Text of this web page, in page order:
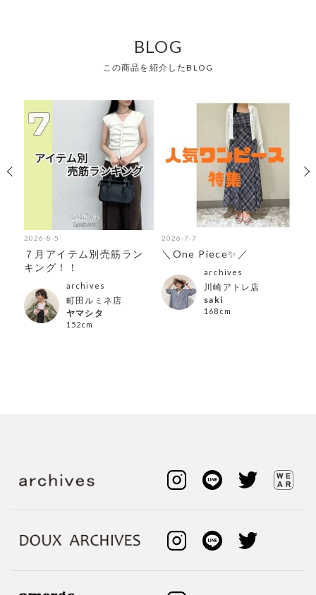
BLOG
この商品を紹介したBLOG
2026-8-5
７月アイテム別売筋ラン
キング！！
archives
町田ルミネ店
ヤマシタ
152cm
2026-7-7
＼One Piece✨／
archives
川崎アトレ店
saki
168cm